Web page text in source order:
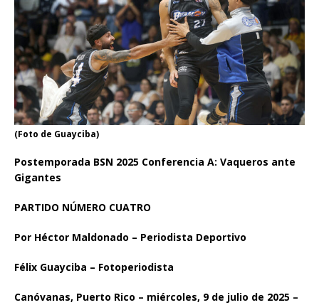
(Foto de Guayciba)
Postemporada BSN 2025 Conferencia A: Vaqueros ante
Gigantes
PARTIDO NÚMERO CUATRO
Por Héctor Maldonado – Periodista Deportivo
Félix Guayciba – Fotoperiodista
Canóvanas, Puerto Rico – miércoles, 9 de julio de 2025 –